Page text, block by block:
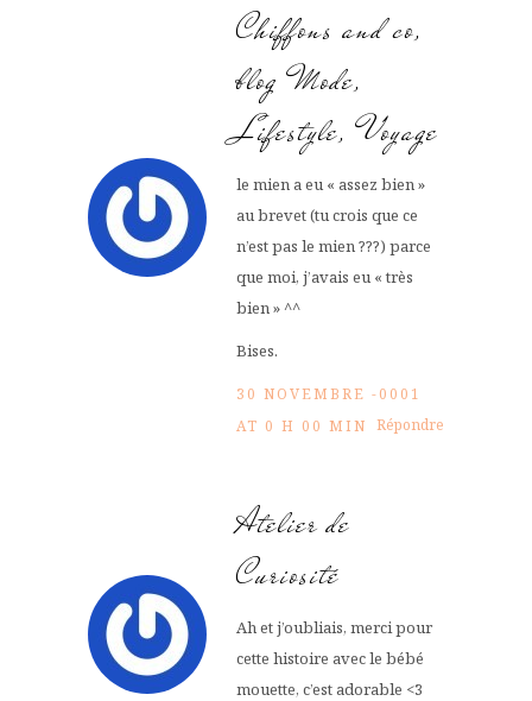
Chiffons and co,
blog Mode,
Lifestyle, Voyage
le mien a eu « assez bien »
au brevet (tu crois que ce
n’est pas le mien ???) parce
que moi, j’avais eu « très
bien » ^^
Bises.
30 NOVEMBRE -0001
AT 0 H 00 MIN Répondre
Atelier de
Curiosité
Ah et j’oubliais, merci pour
cette histoire avec le bébé
mouette, c’est adorable <3